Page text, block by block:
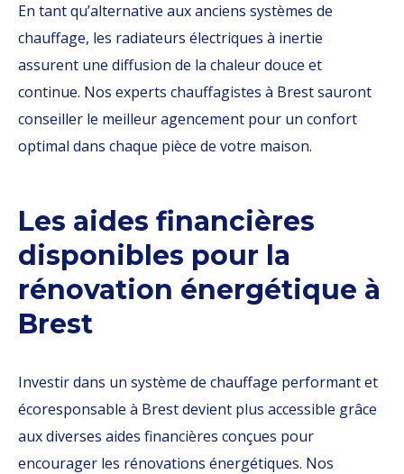
En tant qu’alternative aux anciens systèmes de
chauffage, les radiateurs électriques à inertie
assurent une diffusion de la chaleur douce et
continue. Nos experts chauffagistes à Brest sauront
conseiller le meilleur agencement pour un confort
optimal dans chaque pièce de votre maison.
Les aides financières
disponibles pour la
rénovation énergétique à
Brest
Investir dans un système de chauffage performant et
écoresponsable à Brest devient plus accessible grâce
aux diverses aides financières conçues pour
encourager les rénovations énergétiques. Nos